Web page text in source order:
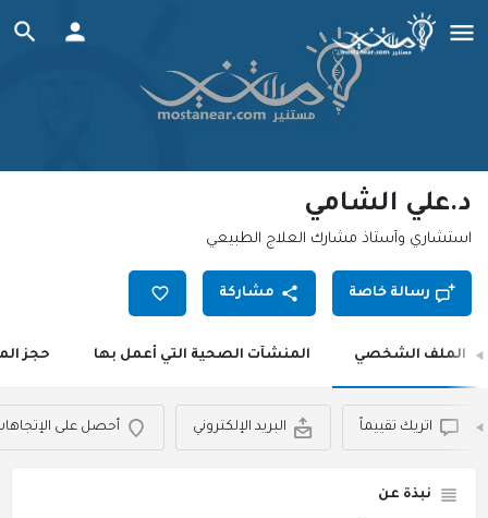
د.علي الشامي
‏‏استشاري وأستاذ مشارك العلاج الطبيعي
رسالة خاصة مشاركة
الملف الشخصي المنشآت الصحية التي أعمل بها حجز
اتريك تقييماً البريد الإلكتروني أحصل على
نبذة عن